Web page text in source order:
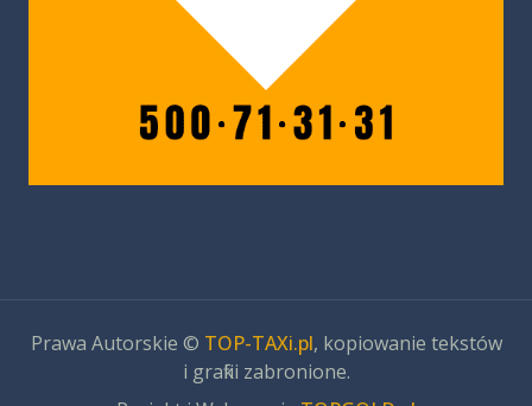
Prawa Autorskie © TOP-TAXi.pl, kopiowanie tekstów
i grafiki zabronione.